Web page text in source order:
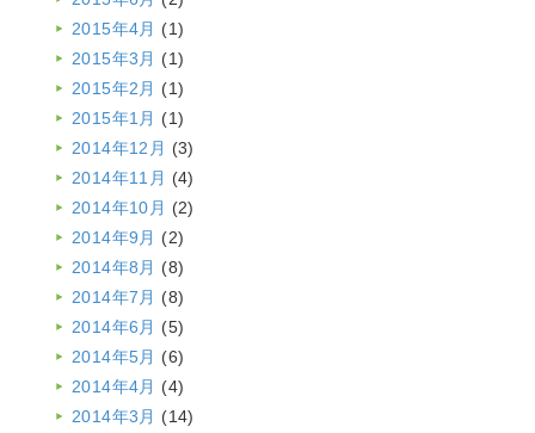
2015年4月 (1)
2015年3月 (1)
2015年2月 (1)
2015年1月 (1)
2014年12月 (3)
2014年11月 (4)
2014年10月 (2)
2014年9月 (2)
2014年8月 (8)
2014年7月 (8)
2014年6月 (5)
2014年5月 (6)
2014年4月 (4)
2014年3月 (14)